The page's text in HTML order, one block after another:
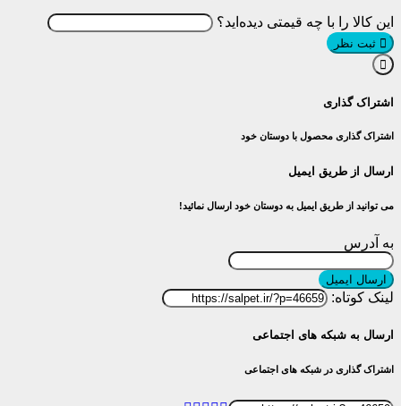
کالا را با چه قیمتی دیده‌اید؟
ثبت نظر
گذاری
گذاری محصول با دوستان خود
از طریق ایمیل
توانید از طریق ایمیل به دوستان خود ارسال نمائید!
آدرس
ایمیل
کوتاه:
به شبکه های اجتماعی
گذاری در شبکه های اجتماعی